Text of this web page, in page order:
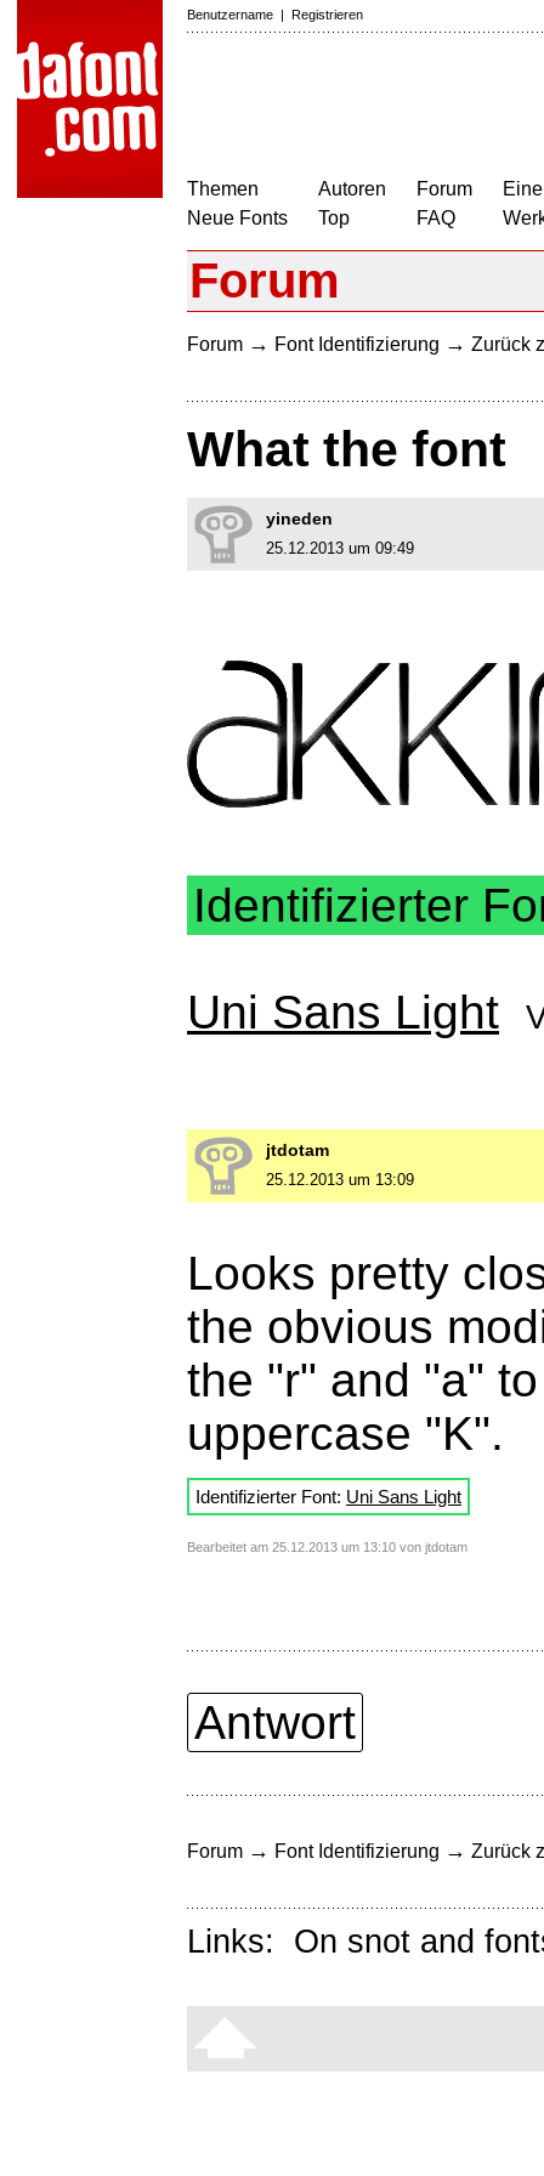
Benutzername | Registrieren
Themen
Neue Fonts
Autoren
Top
Forum
FAQ
Forum
Forum → Font Identifizierung → Zurück
What the font
yineden
25.12.2013 um 09:49
Identifizierter
Uni Sans Light
jtdotam
25.12.2013 um 13:09
Looks pretty
the obvious
the "r" and "a"
uppercase "K".
Identifizierter Font: Uni Sans Light
Bearbeitet am 25.12.2013 um 13:10 von jtdotam
Antwort
Forum → Font Identifizierung → Zurück
Links: On snot and